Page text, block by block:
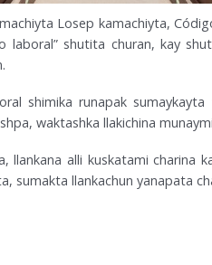
Losep kamachiyta,
laboral” shutita churan, kay
shimika runapak
waktashka llakichina
llankana alli kuskatami charina
sumakta llankachun yanapata